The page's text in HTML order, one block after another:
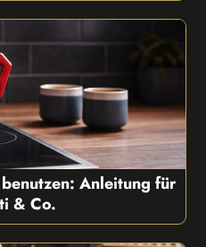
Anleitung für
& Co.